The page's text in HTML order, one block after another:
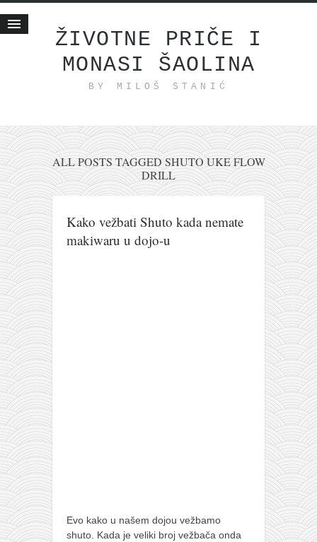
ŽIVOTNE PRIČE I
MONASI ŠAOLINA
BY MILOŠ STANIĆ
Životne priče
internet poslovanje
ishranom do zdravlja
moj haiku
bonus sadržaj
Svetlopis
duhovni otac
zabranjena istorija
porodične priče
umesto tvitera
azbuki i knjige
najnovije na blogu
moje beleške
ALL POSTS TAGGED SHUTO UKE FLOW
DRILL
Kako vežbati Shuto kada nemate
makiwaru u dojo-u
Evo kako u našem dojou vežbamo
shuto. Kada je veliki broj vežbača onda